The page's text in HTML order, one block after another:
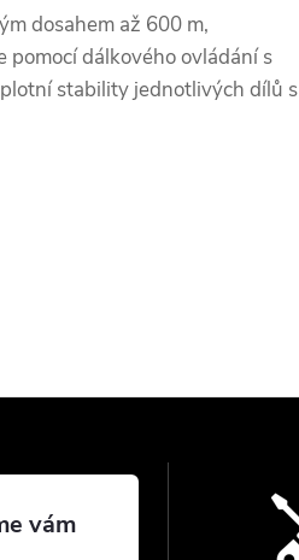
dosahem až 600 m,
dálkového ovládání s
stability jednotlivých dílů s